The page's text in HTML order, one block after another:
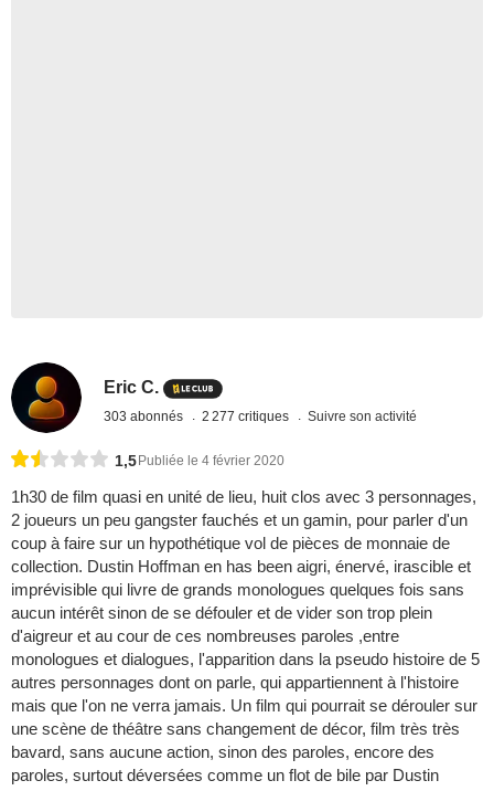
Eric C.
303 abonnés 2 277 critiques Suivre son activité
1,5 Publiée le 4 février 2020
1h30 de film quasi en unité de lieu, huit clos avec 3 personnages,
2 joueurs un peu gangster fauchés et un gamin, pour parler d'un
coup à faire sur un hypothétique vol de pièces de monnaie de
collection. Dustin Hoffman en has been aigri, énervé, irascible et
imprévisible qui livre de grands monologues quelques fois sans
aucun intérêt sinon de se défouler et de vider son trop plein
d'aigreur et au cour de ces nombreuses paroles ,entre
monologues et dialogues, l'apparition dans la pseudo histoire de 5
autres personnages dont on parle, qui appartiennent à l'histoire
mais que l'on ne verra jamais. Un film qui pourrait se dérouler sur
une scène de théâtre sans changement de décor, film très très
bavard, sans aucune action, sinon des paroles, encore des
paroles, surtout déversées comme un flot de bile par Dustin